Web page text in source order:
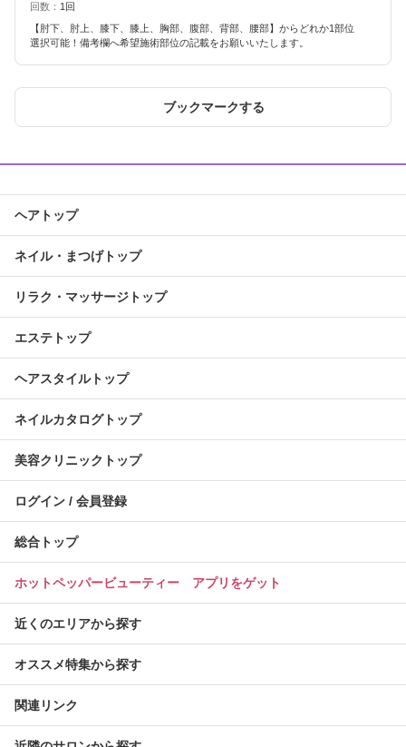
回数： 1回
【肘下、肘上、膝下、膝上、胸部、腹部、背部、腰部】からどれか1部位
選択可能！備考欄へ希望施術部位の記載をお願いいたします。
ブックマークする
ヘアトップ
ネイル・まつげトップ
リラク・マッサージトップ
エステトップ
ヘアスタイルトップ
ネイルカタログトップ
美容クリニックトップ
ログイン / 会員登録
総合トップ
ホットペッパービューティー アプリをゲット
近くのエリアから探す
オススメ特集から探す
関連リンク